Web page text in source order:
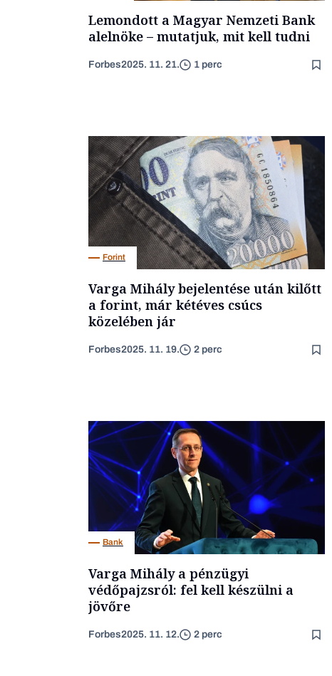
Lemondott a Magyar Nemzeti Bank
alelnöke – mutatjuk, mit kell tudni
Forbes2025. 11. 21. 1 perc
Forint
Varga Mihály bejelentése után kilőtt
a forint, már kétéves csúcs
közelében jár
Forbes2025. 11. 19. 2 perc
Bank
Varga Mihály a pénzügyi
védőpajzsról: fel kell készülni a
jövőre
Forbes2025. 11. 12. 2 perc